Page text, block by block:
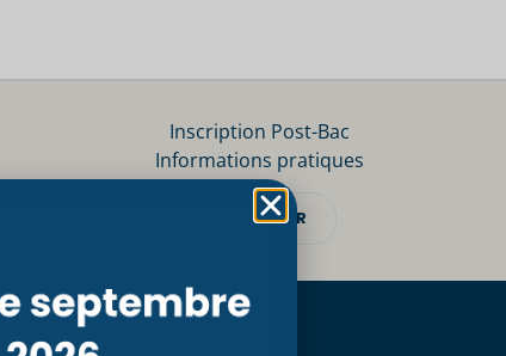
Inscription Post-Bac
Informations pratiques
DÉCOUVRIR